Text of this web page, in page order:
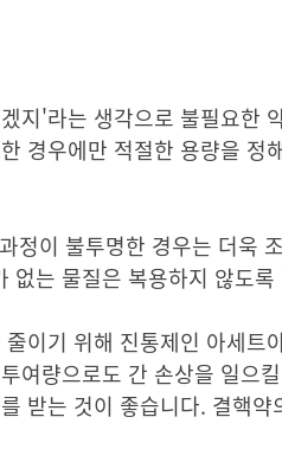
지'라는 생각으로 불필요한
경우에만 적절한 용량을
정이 불투명한 경우는 더욱
없는 물질은 복용하지 않도록
이기 위해 진통제인 아세
여량으로도 간 손상을 일으
받는 것이 좋습니다. 결핵